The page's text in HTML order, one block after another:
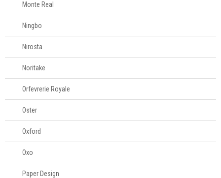
Monte Real
Ningbo
Nirosta
Noritake
Orfevrerie Royale
Oster
Oxford
Oxo
Paper Design